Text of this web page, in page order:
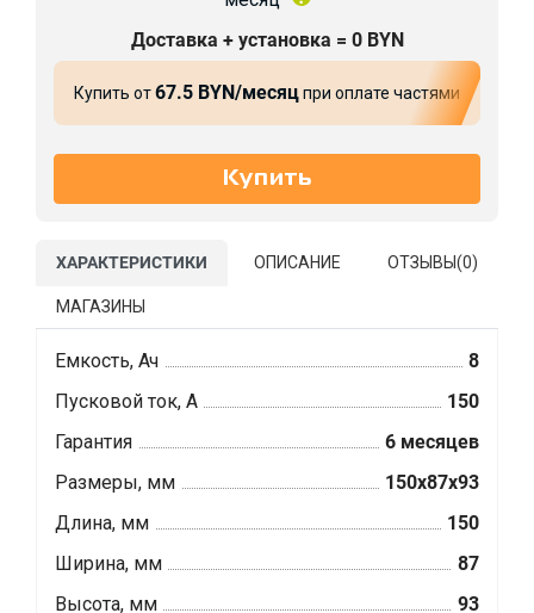
Доставка + установка = 0 BYN
Купить от67.5 BYN/месяцпри оплате частями
ХАРАКТЕРИСТИКИ ОПИСАНИЕ ОТЗЫВЫ(0)
МАГАЗИНЫ
Емкость, Ач
8
Пусковой ток, А
150
Гарантия
6 месяцев
Размеры, мм
150x87x93
Длина, мм
150
Ширина, мм
87
Высота, мм
93